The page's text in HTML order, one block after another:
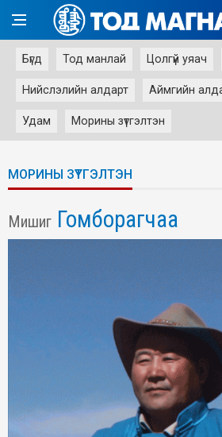
Бүгд Тод манлай Цолгүй уяач
Нийслэлийн алдарт Аймгийн
Удам Морины зүтгэлтэн
МОРИНЫ ЗҮТГЭЛТЭН
Мишиг Гомборагчаа